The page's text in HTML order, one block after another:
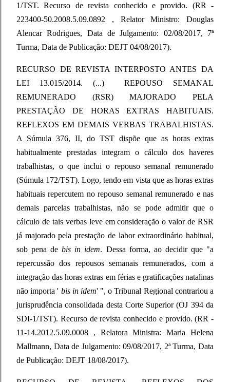
1/TST. Recurso de revista conhecido e provido. (RR -
223400-50.2008.5.09.0892 , Relator Ministro: Douglas
Alencar Rodrigues, Data de Julgamento: 02/08/2017, 7ª
Turma, Data de Publicação: DEJT 04/08/2017).
RECURSO DE REVISTA INTERPOSTO ANTES DA
LEI 13.015/2014. (...) REPOUSO SEMANAL
REMUNERADO (RSR) MAJORADO PELA
PRESTAÇÃO DE HORAS EXTRAS HABITUAIS.
REFLEXOS EM DEMAIS VERBAS TRABALHISTAS.
A Súmula 376, II, do TST dispõe que as horas extras
habitualmente prestadas integram o cálculo dos haveres
trabalhistas, o que inclui o repouso semanal remunerado
(Súmula 172/TST). Logo, tendo em vista que as horas extras
habituais repercutem no repouso semanal remunerado e nas
demais parcelas trabalhistas, não se pode admitir que o
cálculo de tais verbas leve em consideração o valor de RSR
já majorado pela prestação de labor extraordinário habitual,
sob pena de bis in idem. Dessa forma, ao decidir que "a
repercussão dos repousos semanais remunerados, com a
integração das horas extras em férias e gratificações natalinas
não importa ' bis in idem' ", o Tribunal Regional contrariou a
jurisprudência consolidada desta Corte Superior (OJ 394 da
SDI-1/TST). Recurso de revista conhecido e provido. (RR -
11-14.2012.5.09.0008 , Relatora Ministra: Maria Helena
Mallmann, Data de Julgamento: 09/08/2017, 2ª Turma, Data
de Publicação: DEJT 18/08/2017).